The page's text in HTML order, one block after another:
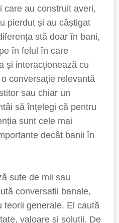
care au construit averi,
pierdut și au câștigat
stă doar în bani,
în felul în care
și interacționează cu
conversație relevantă
sau chiar un
să înțelegi că pentru
sunt cele mai
decât banii în
sute de mii sau
conversații banale,
teorii generale. El caută
valoare și soluții. De